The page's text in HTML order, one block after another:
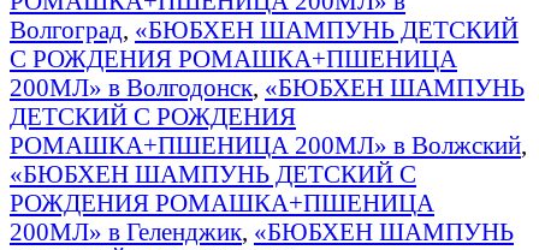
Волгоград, «БЮБХЕН ШАМПУНЬ ДЕТСКИЙ
С РОЖДЕНИЯ РОМАШКА+ПШЕНИЦА
200МЛ» в Волгодонск, «БЮБХЕН ШАМПУНЬ
ДЕТСКИЙ С РОЖДЕНИЯ
РОМАШКА+ПШЕНИЦА 200МЛ» в Волжский,
«БЮБХЕН ШАМПУНЬ ДЕТСКИЙ С
РОЖДЕНИЯ РОМАШКА+ПШЕНИЦА
200МЛ» в Геленджик, «БЮБХЕН ШАМПУНЬ